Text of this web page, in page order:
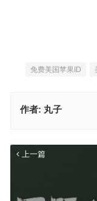
免费美国苹果ID
作者: 丸子
上一篇